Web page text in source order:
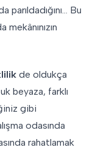
parıldadığını… Bu
de oldukça
beyaza, farklı
gibi
odasında
rahatlamak